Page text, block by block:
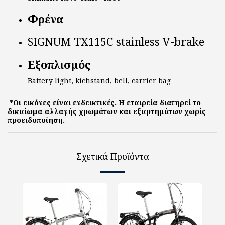
Φρένα
SIGNUM TX115C stainless V-brake
Εξοπλισμός
Battery light, kichstand, bell, carrier bag
*Οι εικόνες είναι ενδεικτικές. Η εταιρεία διατηρεί το
δικαίωμα αλλαγής χρωμάτων και εξαρτημάτων χωρίς
προειδοποίηση.
Σχετικά Προϊόντα